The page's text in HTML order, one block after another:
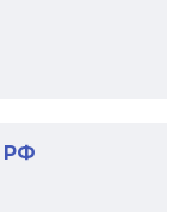
РФ